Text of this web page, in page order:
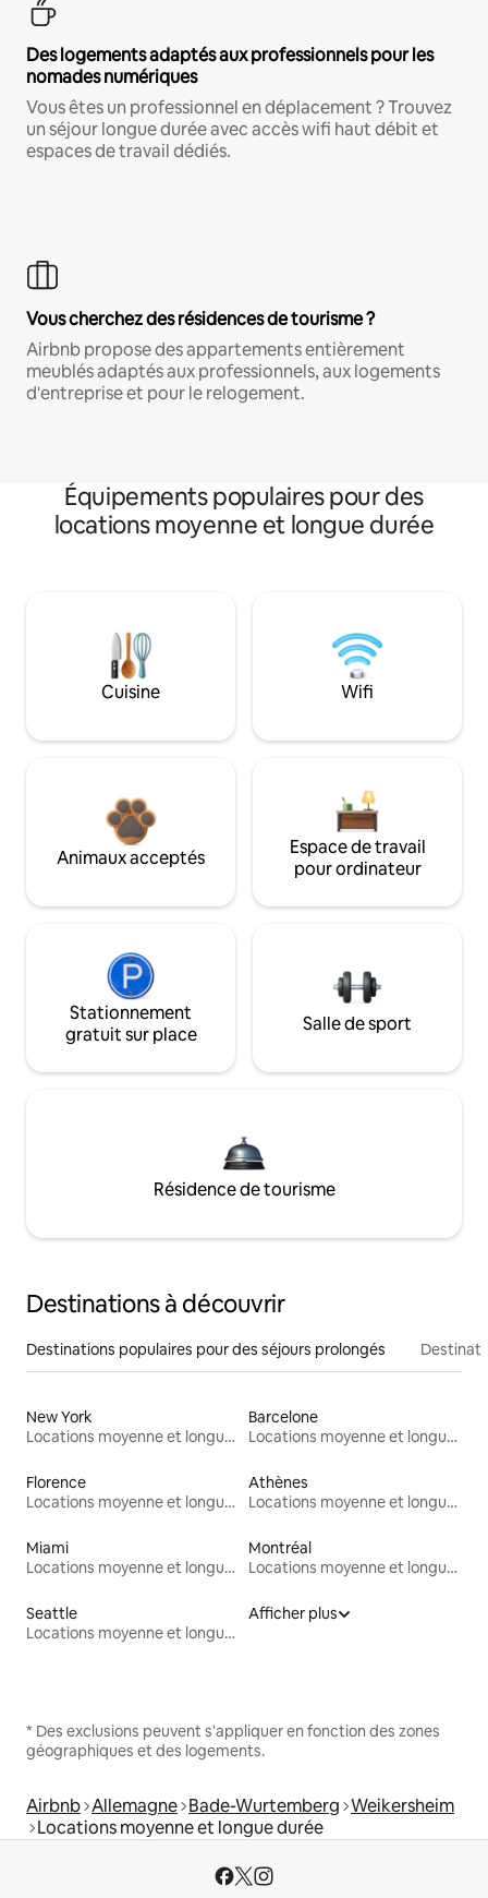
Des logements adaptés aux professionnels pour les
nomades numériques
Vous êtes un professionnel en déplacement ? Trouvez
un séjour longue durée avec accès wifi haut débit et
espaces de travail dédiés.
Vous cherchez des résidences de tourisme ?
Airbnb propose des appartements entièrement
meublés adaptés aux professionnels, aux logements
d'entreprise et pour le relogement.
Équipements populaires pour des
locations moyenne et longue durée
Cuisine Wifi
Animaux acceptés
Espace de travail
pour ordinateur
Stationnement
gratuit sur place
Salle de sport
Résidence de tourisme
Destinations à découvrir
Destinations populaires pour des séjours prolongés
New York
Locations moyenne et longue durée
Barcelone
Locations moyenne et longue durée
Florence
Locations moyenne et longue durée
Athènes
Locations moyenne et longue durée
Miami
Locations moyenne et longue durée
Montréal
Locations moyenne et longue durée
Seattle
Locations moyenne et longue durée
Afficher plus
* Des exclusions peuvent s'appliquer en fonction des zones
géographiques et des logements.
Airbnb Allemagne Bade-Wurtemberg Weikersheim
Locations moyenne et longue durée